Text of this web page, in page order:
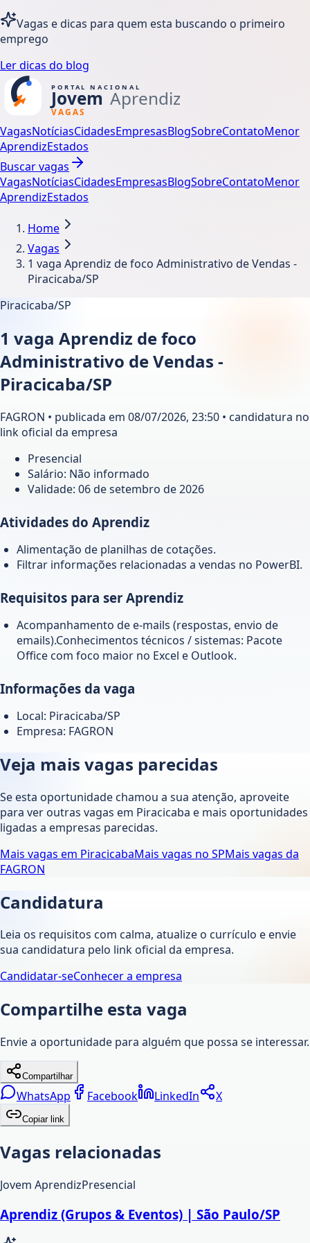
Vagas e dicas para quem esta buscando o primeiro
emprego
Ler dicas do blog
VagasNotíciasCidadesEmpresasBlogSobreContatoMenor
AprendizEstados
Buscar vagas
VagasNotíciasCidadesEmpresasBlogSobreContatoMenor
AprendizEstados
Home
Vagas
1 vaga Aprendiz de foco Administrativo de Vendas -
Piracicaba/SP
Piracicaba/SP
1 vaga Aprendiz de foco
Administrativo de Vendas -
Piracicaba/SP
FAGRON • publicada em 08/07/2026, 23:50 • candidatura no
link oficial da empresa
Presencial
Salário: Não informado
Validade: 06 de setembro de 2026
Atividades do Aprendiz
Alimentação de planilhas de cotações.
Filtrar informações relacionadas a vendas no PowerBI.
Requisitos para ser Aprendiz
Acompanhamento de e-mails (respostas, envio de
emails).Conhecimentos técnicos / sistemas: Pacote
Office com foco maior no Excel e Outlook.
Informações da vaga
Local: Piracicaba/SP
Empresa: FAGRON
Veja mais vagas parecidas
Se esta oportunidade chamou a sua atenção, aproveite
para ver outras vagas em Piracicaba e mais oportunidades
ligadas a empresas parecidas.
Mais vagas em PiracicabaMais vagas no SPMais vagas da
FAGRON
Candidatura
Leia os requisitos com calma, atualize o currículo e envie
sua candidatura pelo link oficial da empresa.
Candidatar-seConhecer a empresa
Compartilhe esta vaga
Envie a oportunidade para alguém que possa se interessar.
Compartilhar
WhatsApp Facebook LinkedIn X
Copiar link
Vagas relacionadas
Jovem AprendizPresencial
Aprendiz (Grupos & Eventos) | São Paulo/SP